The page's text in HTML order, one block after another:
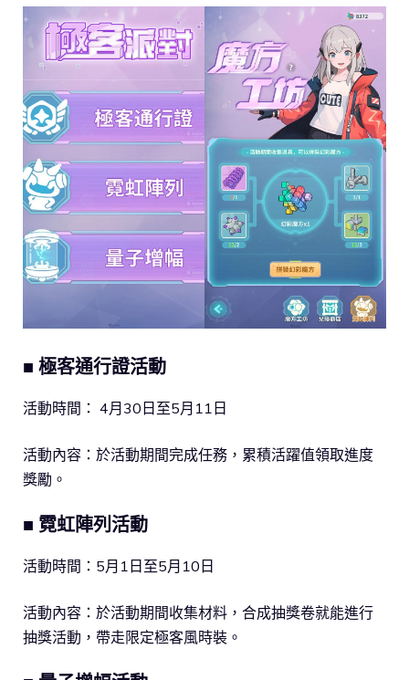
■ 極客通行證活動
活動時間： 4月30日至5月11日
活動內容：於活動期間完成任務，累積活躍值領取進度
獎勵。
■ 霓虹陣列活動
活動時間：5月1日至5月10日
活動內容：於活動期間收集材料，合成抽獎卷就能進行
抽獎活動，帶走限定極客風時裝。